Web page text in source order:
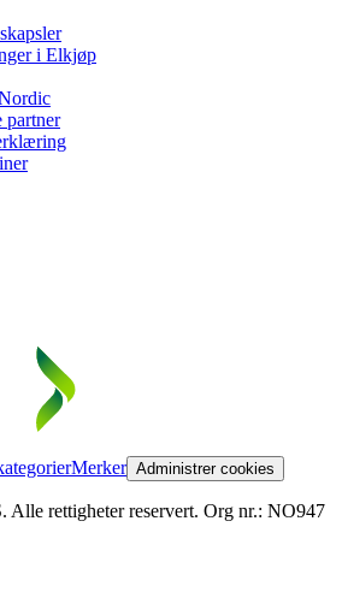
i Elkjøp
partner
Merker Administrer cookies
rettigheter reservert. Org nr.: NO947